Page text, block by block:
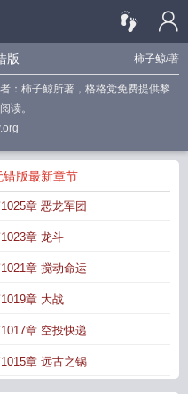
柿子鲸/著
版
：柿子鲸所著，格格党免费提供黎
读。
错版最新章节
章 恶龙军团
章 龙斗
章 搅动命运
章 大战
章 空投快递
章 远古之锅